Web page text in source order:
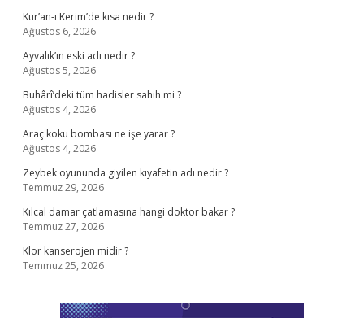
Kur’an-ı Kerim’de kısa nedir ?
Ağustos 6, 2026
Ayvalık’ın eski adı nedir ?
Ağustos 5, 2026
Buhârî’deki tüm hadisler sahih mi ?
Ağustos 4, 2026
Araç koku bombası ne işe yarar ?
Ağustos 4, 2026
Zeybek oyununda giyilen kıyafetin adı nedir ?
Temmuz 29, 2026
Kılcal damar çatlamasına hangi doktor bakar ?
Temmuz 27, 2026
Klor kanserojen midir ?
Temmuz 25, 2026